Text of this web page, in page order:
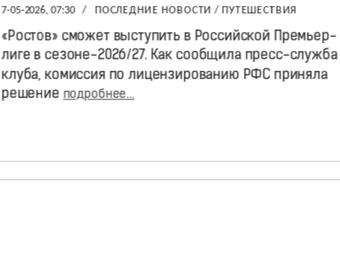
7-05-2026, 07:30 / ПОСЛЕДНИЕ НОВОСТИ / ПУТЕШЕСТВИЯ
«Ростов» сможет выступить в Российской Премьер-
лиге в сезоне-2026/27. Как сообщила пресс-служба
клуба, комиссия по лицензированию РФС приняла
решение подробнее...